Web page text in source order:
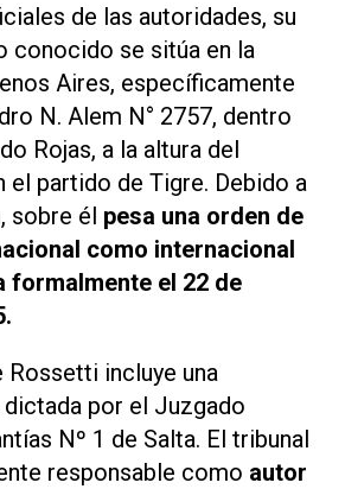
de las autoridades, su
conocido se sitúa en la
Aires, específicamente
N. Alem N° 2757, dentro
Rojas, a la altura del
el partido de Tigre. Debido a
sobre él pesa una orden de
como internacional
formalmente el 22 de
Rossetti incluye una
por el Juzgado
Nº 1 de Salta. El tribunal
responsable como autor